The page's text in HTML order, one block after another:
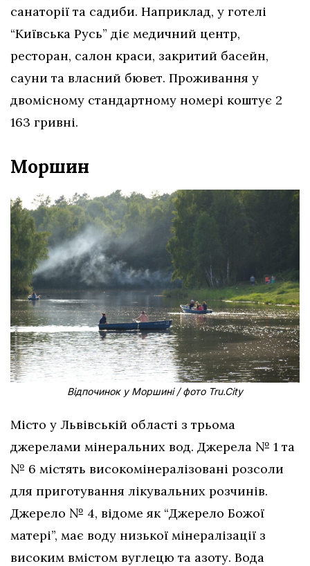
санаторії та садиби. Наприклад, у готелі
“Київська Русь” діє медичний центр,
ресторан, салон краси, закритий басейн,
сауни та власний бювет. Проживання у
двомісному стандартному номері коштує 2
163 гривні.
Моршин
Відпочинок у Моршині / фото Tru.City
Місто у Львівській області з трьома
джерелами мінеральних вод. Джерела № 1 та
№ 6 містять високомінералізовані розсоли
для приготування лікувальних розчинів.
Джерело № 4, відоме як “Джерело Божої
матері”, має воду низької мінералізації з
високим вмістом вуглецю та азоту. Вода